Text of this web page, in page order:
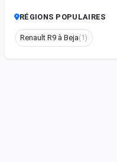
RÉGIONS POPULAIRES
Renault R9 à Beja(1)